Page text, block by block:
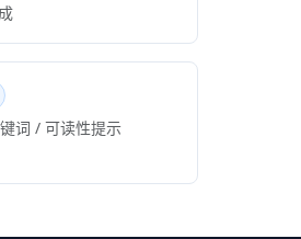
词 / 可读性提示